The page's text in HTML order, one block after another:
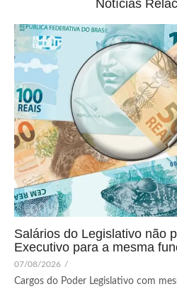
Notícias
Salários do Legislativo não
Executivo para a mesma
07/08/2026 /
Cargos do Poder Legislativo com